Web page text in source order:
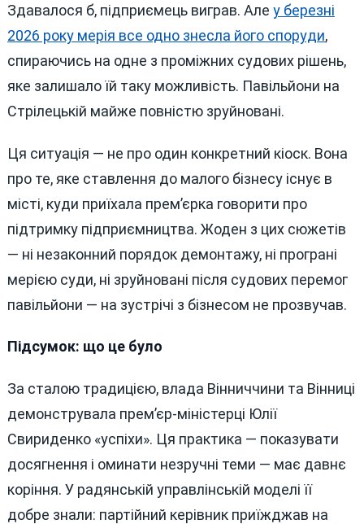
Здавалося б, підприємець виграв. Але у березні
2026 року мерія все одно знесла його споруди,
спираючись на одне з проміжних судових рішень,
яке залишало їй таку можливість. Павільйони на
Стрілецькій майже повністю зруйновані.
Ця ситуація — не про один конкретний кіоск. Вона
про те, яке ставлення до малого бізнесу існує в
місті, куди приїхала прем’єрка говорити про
підтримку підприємництва. Жоден з цих сюжетів
— ні незаконний порядок демонтажу, ні програні
мерією суди, ні зруйновані після судових перемог
павільйони — на зустрічі з бізнесом не прозвучав.
Підсумок: що це було
За сталою традицією, влада Вінниччини та Вінниці
демонструвала прем’єр-міністерці Юлії
Свириденко «успіхи». Ця практика — показувати
досягнення і оминати незручні теми — має давнє
коріння. У радянській управлінській моделі її
добре знали: партійний керівник приїжджав на